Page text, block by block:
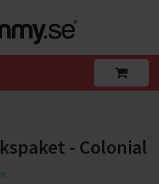
- Colonial